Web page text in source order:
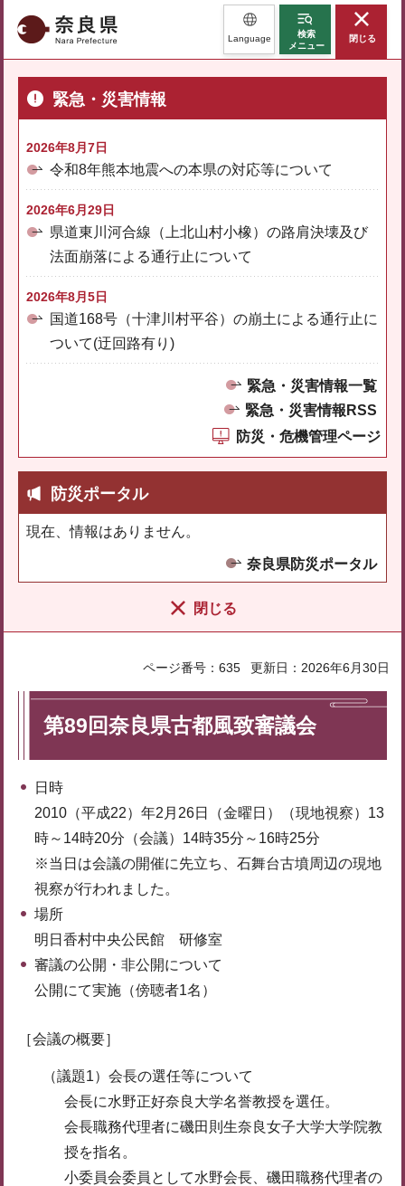
奈良県 Language
検索
メニュー
閉じる
緊急・災害情報
2026年8月7日
令和8年熊本地震への本県の対応等について
2026年6月29日
県道東川河合線（上北山村小橡）の路肩決壊及び
法面崩落による通行止について
2026年8月5日
国道168号（十津川村平谷）の崩土による通行止に
ついて(迂回路有り)
緊急・災害情報一覧
緊急・災害情報RSS
防災・危機管理ページ
防災ポータル
現在、情報はありません。
奈良県防災ポータル
閉じる
ページ番号：635 更新日：2026年6月30日
第89回奈良県古都風致審議会
日時
2010（平成22）年2月26日（金曜日）（現地視察）13
時～14時20分（会議）14時35分～16時25分
※当日は会議の開催に先立ち、石舞台古墳周辺の現地
視察が行われました。
場所
明日香村中央公民館 研修室
審議の公開・非公開について
公開にて実施（傍聴者1名）
［会議の概要］
（議題1）会長の選任等について
会長に水野正好奈良大学名誉教授を選任。
会長職務代理者に磯田則生奈良女子大学大学院教
授を指名。
小委員会委員として水野会長、磯田職務代理者の